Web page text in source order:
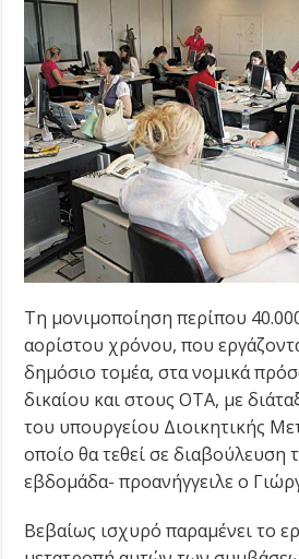
Τη μονιμοποίηση περίπου
αορίστου χρόνου, που
δημόσιο τομέα, στα νομικά
δικαίου και στους ΟΤΑ, με
του υπουργείου Διοικητικής
οποίο θα τεθεί σε διαβούλευση
εβδομάδα- προανήγγειλε ο
Βεβαίως ισχυρό παραμένει το